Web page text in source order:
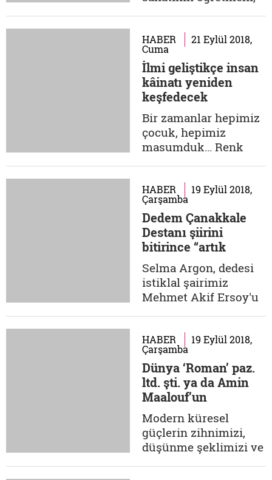
çağ ciltlerine...
çok küçük yaşlarda
geçtim harflerin
ülkesine. Babam beni
hep kontrol ederdi.
Gece yatmadan evvel
kitap okuduğum
solgun gece lambasını
söndürürken, ''Yeter
HABER 21 Eylül 2018,
Cuma
İlmi geliştikçe insan
kâinatı yeniden
keşfedecek
Bir zamanlar hepimiz
çocuk, hepimiz
masumduk… Renk
enerji doluydu ve
sanki sonsuz bir
zamanda
yaşayacaktık. Dünyayı
ellerimizde biz
geliştirecek, kâinatın
sırlarını çözecek ve
enerjimizle sonsuza
HABER 19 Eylül 2018,
Çarşamba
Dedem Çanakkale
Destanı şiirini
bitirince “artık
ölebilirim” demiş
Selma Argon, dedesi
istiklal şairimiz
Mehmet Akif Ersoy'u
ablasından dinlediği
kadarıyla dedesini
tanıdığını ve ona
hayran olarak
yetiştiğini söyleyen
Argon hanımefendi ile
Akif'in aile hayatını,
Özbekler
Tekkesi'nden Millî
Mücadele'ye...
HABER 19 Eylül 2018,
Çarşamba
Dünya ‘Roman’ paz.
ltd. şti. ya da Amin
Maalouf’un
kurnazlığı!
Modern küresel
güçlerin zihnimizi,
düşünme şeklimizi ve